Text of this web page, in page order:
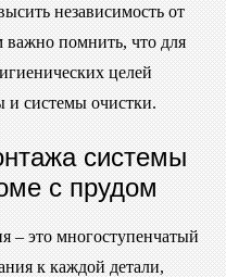
независимость от
помнить, что для
целей
и системы очистки.
системы
с прудом
– это многоступенчатый
к каждой детали,